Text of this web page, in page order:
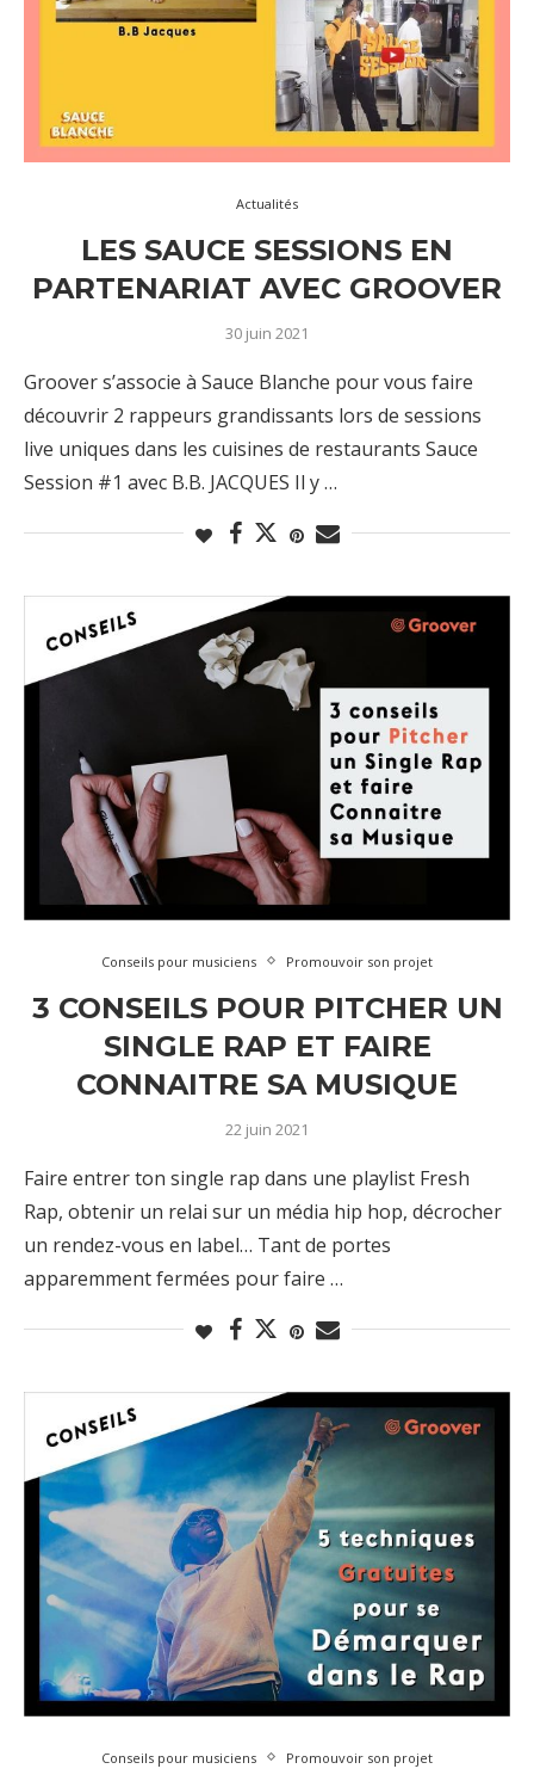
Actualités
LES SAUCE SESSIONS EN
PARTENARIAT AVEC GROOVER
30 juin 2021
Groover s’associe à Sauce Blanche pour vous faire
découvrir 2 rappeurs grandissants lors de sessions
live uniques dans les cuisines de restaurants Sauce
Session #1 avec B.B. JACQUES Il y …
Conseils pour musiciens Promouvoir son projet
3 CONSEILS POUR PITCHER UN
SINGLE RAP ET FAIRE
CONNAITRE SA MUSIQUE
22 juin 2021
Faire entrer ton single rap dans une playlist Fresh
Rap, obtenir un relai sur un média hip hop, décrocher
un rendez-vous en label… Tant de portes
apparemment fermées pour faire …
Conseils pour musiciens Promouvoir son projet